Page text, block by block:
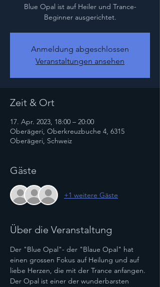
Blue Opal ist auf Heiler und Trance-
Beginner ausgerichtet.
Anmeldung abgeschlossen
Veranstaltungen ansehen
Zeit & Ort
17. Apr. 2023, 18:00 – 20:00
Oberägeri, Oberkreuzbuche 4, 6315
Oberägeri, Schweiz
Gäste
+1 weitere Gäste
Über die Veranstaltung
Der "Blue Opal"- der "Blaue Opal" hat
einen grossen Fokus auf Heilung und auf
liebe Herzen, die mit der Trance anfangen.
Der Opal ist einer der wunderbarsten